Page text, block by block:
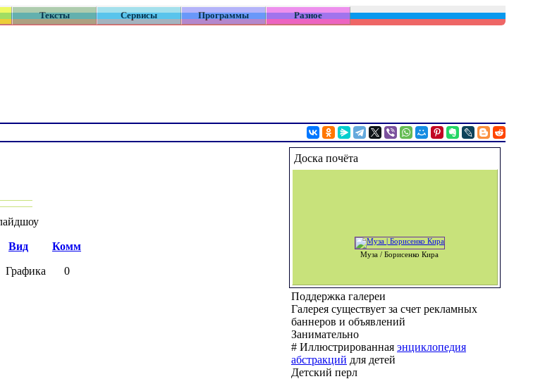
Тексты Сервисы Программы Разное
Вид Комм
Графика 0
Доска почёта
Муза / Борисенко Кира
Поддержка галереи
Галерея существует за счет рекламных
баннеров и объявлений
Занимательно
# Иллюстрированная энциклопедия
абстракций для детей
Детский перл